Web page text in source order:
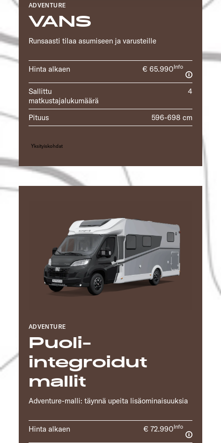
Ermöglichung der Seitennavigation erforderlich sind.
VANS
ADVENTURE
Runsaasti tilaa asumiseen ja varusteille
Hinta alkaen € 65.990Info
Sallittu
matkustajalukumäärä
4
Pituus 596-698 cm
Yksityiskohdat
Puoli-
integroidut
mallit
ADVENTURE
Adventure-malli: täynnä upeita lisäominaisuuksia
Hinta alkaen € 72.990Info